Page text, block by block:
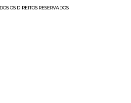
OS DIREITOS RESERVADOS